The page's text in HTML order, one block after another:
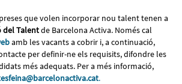
que volen incorporar nou talent tenen a
del Talentde Barcelona Activa. Només cal
amb les vacants a cobrir i, a continuació,
per definir-ne els requisits, difondre les
més adequats. Per a més informació,
.